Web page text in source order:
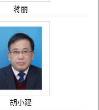
蒋丽
胡小建